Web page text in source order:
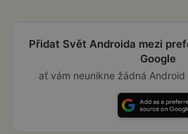
Přidat Svět Androida mezi
Google
ať vám neunikne žádná